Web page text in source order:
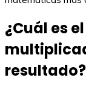
¿Cuál es
resultado?